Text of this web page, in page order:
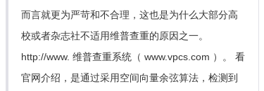
而言就更为严苛和不合理，这也是为什么大部分高
校或者杂志社不适用维普查重的原因之一。
http://www. 维普查重系统（ www.vpcs.com ）。 看
官网介绍，是通过采用空间向量余弦算法，检测到